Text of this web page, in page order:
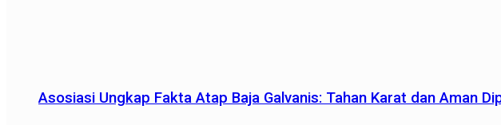
Asosiasi Ungkap Fakta Atap Baja Galvanis: Tahan Karat dan Aman